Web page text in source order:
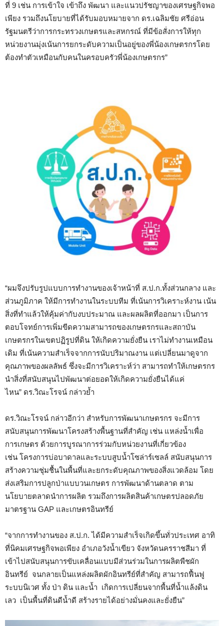
ที่ 9 เช่น การเข้าใจ เข้าถึง พัฒนา และแนวปรัชญาของเศรษฐกิจพอ
เพียง รวมถึงนโยบายที่ได้รับมอบหมายจาก ดร.เฉลิมชัย ศรีอ่อน
รัฐมนตรีว่าการกระทรวงเกษตรและสหกรณ์ ที่มีข้อสั่งการให้ทุก
หน่วยงานมุ่งเน้นการยกระดับความเป็นอยู่ของพี่น้องเกษตรกรโดย
ต้องทำตัวเหมือนกับคนในครอบครัวพี่น้องเกษตรกร”
“ผมจึงปรับรูปแบบการทำงานของเจ้าหน้าที่ ส.ป.ก.ทั้งส่วนกลาง และ
ส่วนภูมิภาค ให้มีการทำงานในระบบทีม ที่เน้นการวิเคราะห์งาน เน้น
สิ่งที่ทำแล้วให้คุ้มค่ากับงบประมาณ และผลผลิตที่ออกมา เป็นการ
ตอบโจทย์การเพิ่มขีดความสามารถของเกษตรกรและสถาบัน
เกษตรกรในเขตปฏิรูปที่ดิน ให้เกิดความยั่งยืน เราไม่ทำงานเหมือน
เดิม ที่เน้นความสำเร็จจากการนับปริมาณงาน แต่เปลี่ยนมาดูจาก
คุณภาพของผลลัพธ์ ซึ่งจะมีการวิเคราะห์ว่า สามารถทำให้เกษตรกร
นำสิ่งที่สนับสนุนไปพัฒนาต่อยอดให้เกิดความยั่งยืนได้แค่
ไหน” ดร.วิณะโรจน์ กล่าวย้ำ
ดร.วิณะโรจน์ กล่าวอีกว่า สำหรับการพัฒนาเกษตรกร จะมีการ
สนับสนุนการพัฒนาโครงสร้างพื้นฐานที่สำคัญ เช่น แหล่งน้ำเพื่อ
การเกษตร ด้วยการบูรณาการร่วมกับหน่วยงานที่เกี่ยวข้อง
เช่น โครงการบ่อบาดาลและระบบสูบน้ำโซล่าร์เซลล์ สนับสนุนการ
สร้างความชุ่มชื้นในพื้นที่และยกระดับคุณภาพของสิ่งแวดล้อม โดย
ส่งเสริมการปลูกป่าแบบวนเกษตร การพัฒนาด้านตลาด ตาม
นโยบายตลาดนำการผลิต รวมถึงการผลิตสินค้าเกษตรปลอดภัย
มาตรฐาน GAP และเกษตรอินทรีย์
“จากการทำงานของ ส.ป.ก. ได้มีความสำเร็จเกิดขึ้นทั่วประเทศ อาทิ
ที่นิคมเศรษฐกิจพอเพียง อำเภอวังน้ำเขียว จังหวัดนครราชสีมา ที่
เข้าไปสนับสนุนการขับเคลื่อนแบบมีส่วนร่วมในการผลิตพืชผัก
อินทรีย์ จนกลายเป็นแหล่งผลิตผักอินทรีย์ที่สำคัญ สามารถฟื้นฟู
ระบบนิเวศ ทั้ง ป่า ดิน และน้ำ เกิดการเปลี่ยนจากพื้นที่น้ำแล้งดิน
เลว เป็นพื้นที่ดินดีน้ำดี สร้างรายได้อย่างมั่นคงและยั่งยืน”